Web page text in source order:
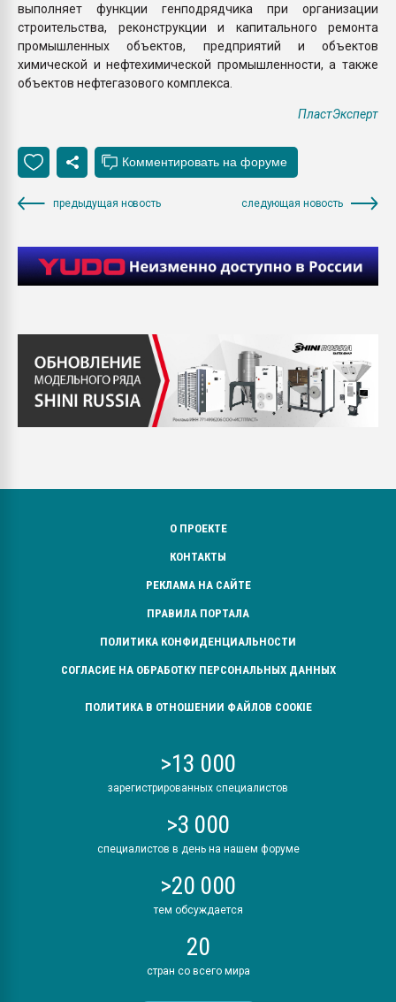
выполняет функции генподрядчика при организации
строительства, реконструкции и капитального ремонта
промышленных объектов, предприятий и объектов
химической и нефтехимической промышленности, а также
объектов нефтегазового комплекса.
ПластЭксперт
предыдущая новость следующая новость
О ПРОЕКТЕ
КОНТАКТЫ
РЕКЛАМА НА САЙТЕ
ПРАВИЛА ПОРТАЛА
ПОЛИТИКА КОНФИДЕНЦИАЛЬНОСТИ
СОГЛАСИЕ НА ОБРАБОТКУ ПЕРСОНАЛЬНЫХ ДАННЫХ
ПОЛИТИКА В ОТНОШЕНИИ ФАЙЛОВ COOKIE
>13 000
зарегистрированных специалистов
>3 000
специалистов в день на нашем форуме
>20 000
тем обсуждается
20
стран со всего мира